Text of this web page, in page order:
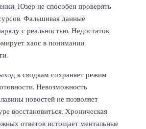
Юзер не способен проверять
Фальшивая данные
с реальностью. Недостаток
хаос в понимании
к сводкам сохраняет режим
Невозможность
новостей не позволяет
восстановиться. Хроническая
ответов истощает ментальные